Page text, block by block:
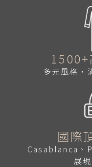
多元風格，
國際
Casablanca、
展